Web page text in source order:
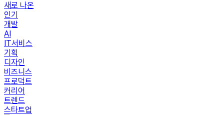
새로 나온
인기
개발
AI
IT서비스
기획
디자인
비즈니스
프로덕트
커리어
트렌드
스타트업